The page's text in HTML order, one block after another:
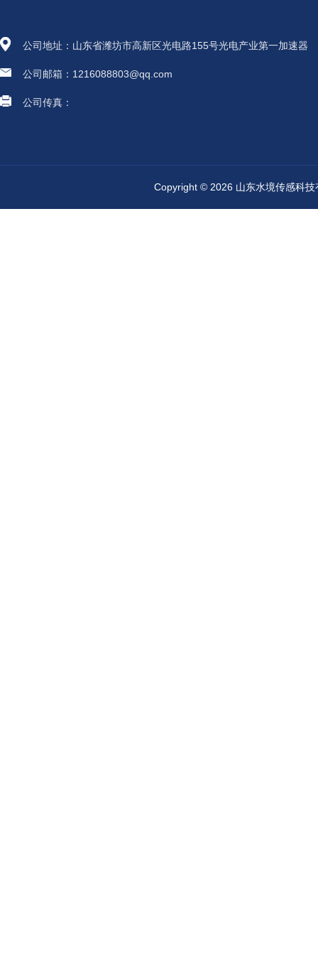
公司地址：山东省潍坊市高新区光电路155号光电产业第一加速器
公司邮箱：1216088803@qq.com
公司传真：
Copyright © 2026 山东水境传感科